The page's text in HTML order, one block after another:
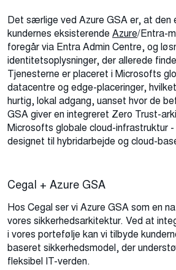
Det særlige ved Azure GSA er, at den
kundernes eksisterende Azure/Entra-
foregår via Entra Admin Centre, og
identitetsoplysninger, der allerede
Tjenesterne er placeret i Microsofts
datacentre og edge-placeringer,
hurtig, lokal adgang, uanset hvor de
GSA giver en integreret Zero Trust-
Microsofts globale cloud-infrastruktur
designet til hybridarbejde og cloud-
Cegal + Azure GSA
Hos Cegal ser vi Azure GSA som en
vores sikkerhedsarkitektur. Ved at
i vores portefølje kan vi tilbyde
baseret sikkerhedsmodel, der
fleksibel IT-verden.